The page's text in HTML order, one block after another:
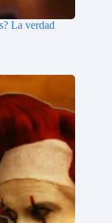
La verdad